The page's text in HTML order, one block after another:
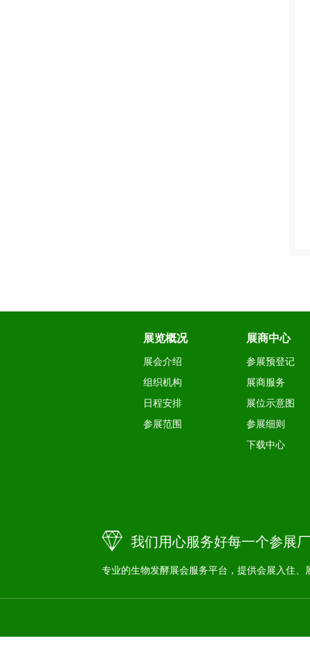
展览概况
展会介绍
组织机构
日程安排
参展范围
展商中心
参展预登记
展商服务
展位示意图
参展细则
下载中心
我们用心服务好每一个参展
专业的生物发酵展会服务平台，提供会展入住